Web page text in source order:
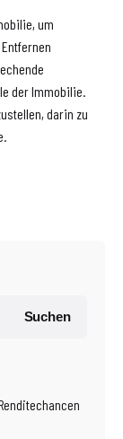
um
der Immobilie.
darin zu
Suchen